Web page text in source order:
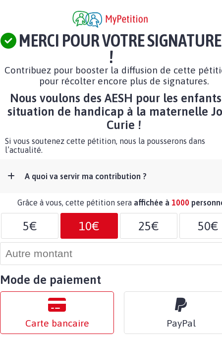
MERCI POUR VOTRE SIGNATURE
!
Contribuez pour booster la diffusion de cette
pour récolter encore plus de signatures.
Nous voulons des AESH pour les
situation de handicap à la maternelle
Curie !
Si vous soutenez cette pétition, nous la pousserons dans
l’actualité.
A quoi va servir ma contribution ?
Grâce à vous, cette pétition sera affichée à 1000
5€ 10€ 25€ 50€
Mode de paiement
Carte bancaire PayPal